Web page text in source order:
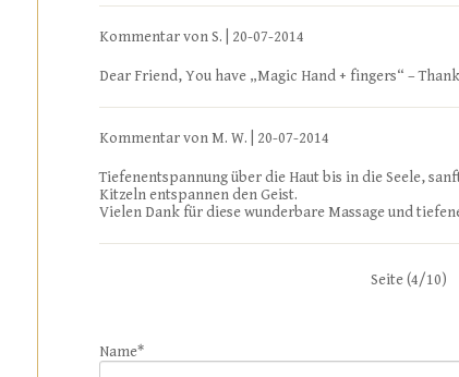
Kommentar von S. | 20-07-2014
Dear Friend, You have „Magic Hand + fingers“ –
Kommentar von M. W. | 20-07-2014
Tiefenentspannung über die Haut bis in die Seele,
Kitzeln entspannen den Geist.
Vielen Dank für diese wunderbare Massage und
Seite (4/10)
Name*